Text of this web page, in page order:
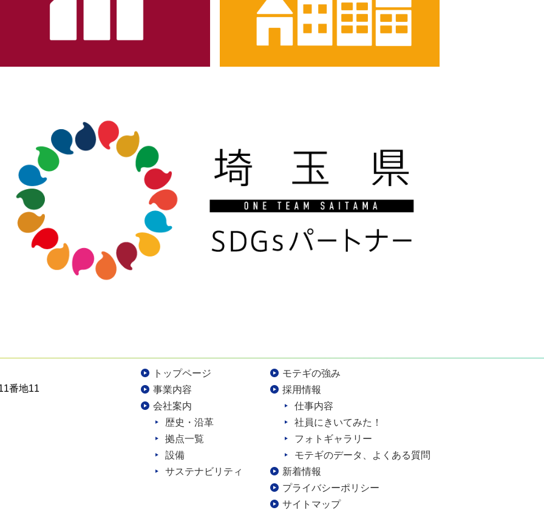
番地11
トップページ
事業内容
会社案内
歴史・沿革
拠点一覧
設備
サステナビリティ
モテギの強み
採用情報
仕事内容
社員にきいてみた！
フォトギャラリー
モテギのデータ、よくある質問
新着情報
プライバシーポリシー
サイトマップ